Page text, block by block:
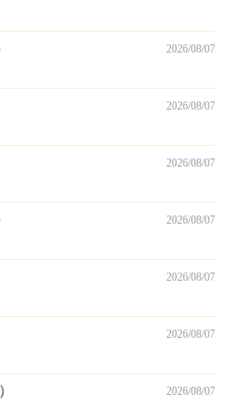
2026/08/07
2026/08/07
2026/08/07
2026/08/07
2026/08/07
2026/08/07
2026/08/07